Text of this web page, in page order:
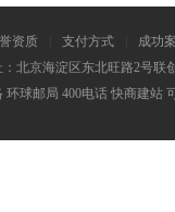
资质 支付方式 成功
北京海淀区东北旺路2号联
环球邮局 400电话 快商建站